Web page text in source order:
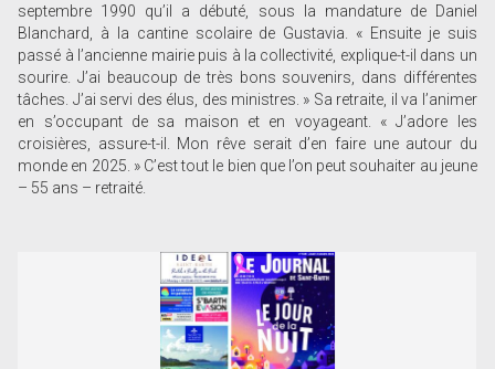
septembre 1990 qu’il a débuté, sous la mandature de Daniel
Blanchard, à la cantine scolaire de Gustavia. « Ensuite je suis
passé à l’ancienne mairie puis à la collectivité, explique-t-il dans un
sourire. J’ai beaucoup de très bons souvenirs, dans différentes
tâches. J’ai servi des élus, des ministres. » Sa retraite, il va l’animer
en s’occupant de sa maison et en voyageant. « J’adore les
croisières, assure-t-il. Mon rêve serait d’en faire une autour du
monde en 2025. » C’est tout le bien que l’on peut souhaiter au jeune
– 55 ans – retraité.